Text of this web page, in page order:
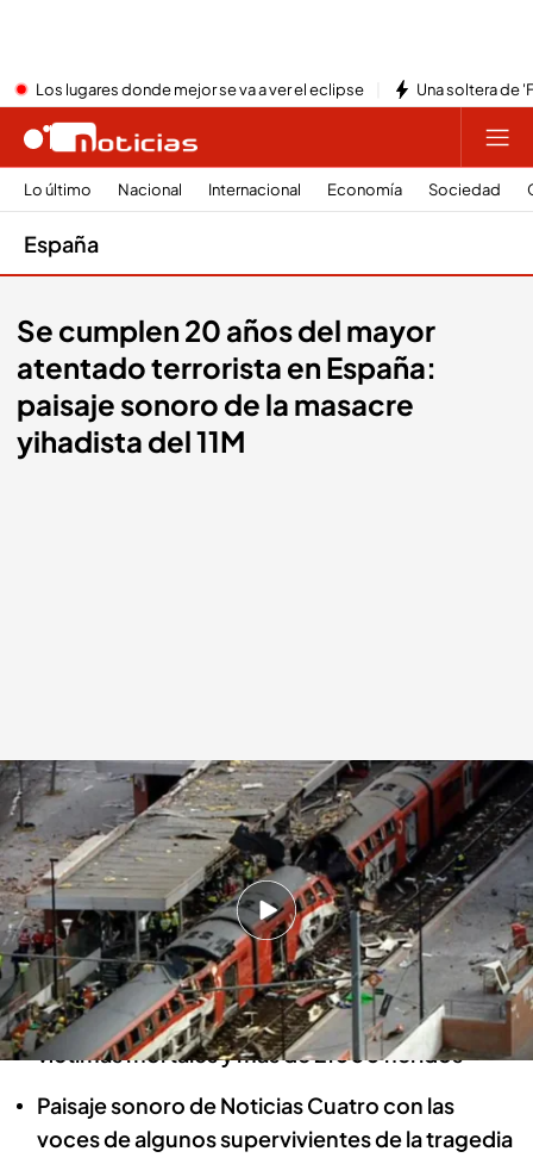
Los lugares donde mejor se va a ver el eclipse Una soltera de
Lo último Nacional Internacional Economía Sociedad
España
Se cumplen 20 años del mayor
atentado terrorista en España:
paisaje sonoro de la masacre
yihadista del 11M
Imagen de uno de los trenes el 11 de marzo de 2004
Redacción digital Noticias Cuatro
10 MAR 2024 - 14:59h.
Este lunes se cumplen dos décadas del mayor
atentado terrorista que ha sufrido España
La masacre yihadista del 11M se saldó con 193
víctimas mortales y más de 2.000 heridos
Paisaje sonoro de Noticias Cuatro con las
voces de algunos supervivientes de la tragedia